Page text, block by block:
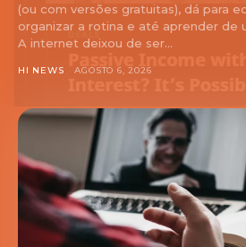
(ou com versões gratuitas), dá para
organizar a rotina e até aprender de
A internet deixou de ser...
HI NEWS AGOSTO 6, 2026